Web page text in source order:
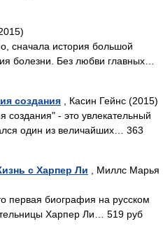
сначала история большой
болезни. Без любви главных…
создания , Касин Гейнс (2015)
создания" - это увлекательный
один из величайших… 363
с Харпер Ли , Миллс Марья
первая биография на русском
Харпер Ли… 519 руб